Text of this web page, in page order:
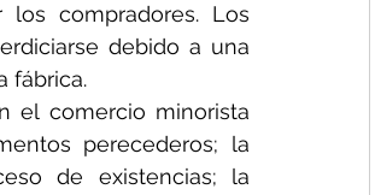
compradores. Los
debido a una
fábrica.
el comercio minorista
perecederos; la
de existencias; la